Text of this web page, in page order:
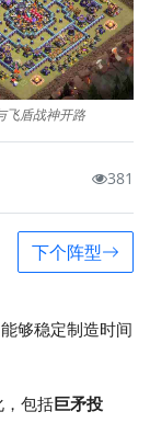
飞盾战神开路
381
下个阵型
能够稳定制造时间
，包括巨矛投